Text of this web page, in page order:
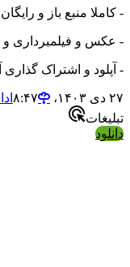
منبع باز و رایگان
و فیلمبرداری و
و اشتراک گذاری آسان
ادامه